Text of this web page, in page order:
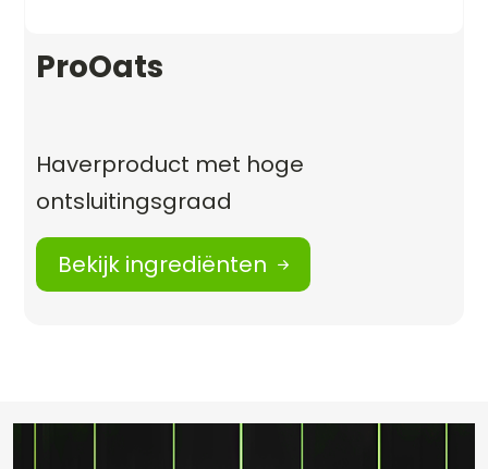
ProOats
Haverproduct met hoge
ontsluitingsgraad
Bekijk ingrediënten